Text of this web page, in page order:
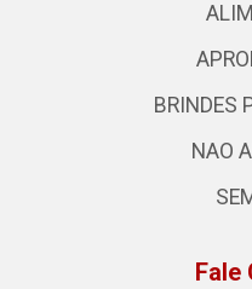
BRINDES
NAO
Fale